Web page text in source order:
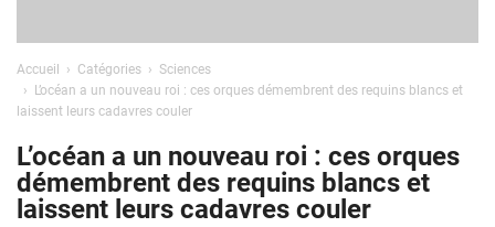
Accueil Catégories
Sciences
L’océan a un nouveau roi : ces orques démembrent des requins blancs et
laissent leurs cadavres couler
L’océan a un nouveau roi : ces orques
démembrent des requins blancs et
laissent leurs cadavres couler